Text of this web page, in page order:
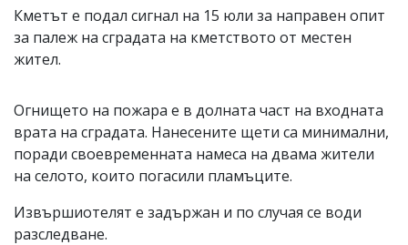
носи
отговорност
за
тях!
обиден
вас
коментар,
моля
ни!
Кметът е подал сигнал на 15 юли за направен опит
за палеж на сградата на кметството от местен
жител.
Огнището на пожара е в долната част на входната
врата на сградата. Нанесените щети са минимални,
поради своевременната намеса на двама жители
на селото, които погасили пламъците.
Извършиотелят е задържан и по случая се води
разследване.